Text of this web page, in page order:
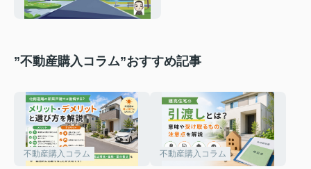
”不動産購入コラム”おすすめ記事
不動産購入コラム 不動産購入コラム